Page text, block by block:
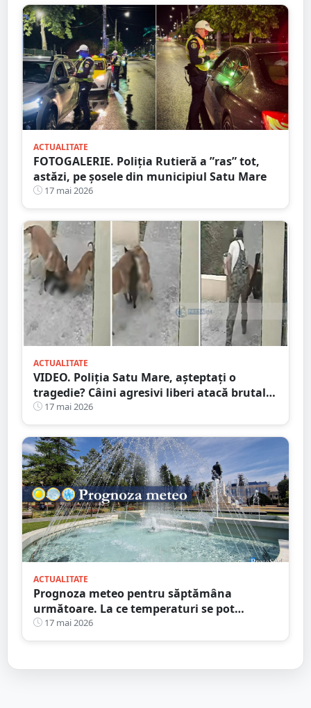
ACTUALITATE
FOTOGALERIE. Poliția Rutieră a ”ras” tot,
astăzi, pe șosele din municipiul Satu Mare
17 mai 2026
ACTUALITATE
VIDEO. Poliția Satu Mare, așteptați o
tragedie? Câini agresivi liberi atacă brutal
pe stradă chiar în fața stăpânului
17 mai 2026
ACTUALITATE
Prognoza meteo pentru săptămâna
următoare. La ce temperaturi se pot
aștepta sătmărenii
17 mai 2026